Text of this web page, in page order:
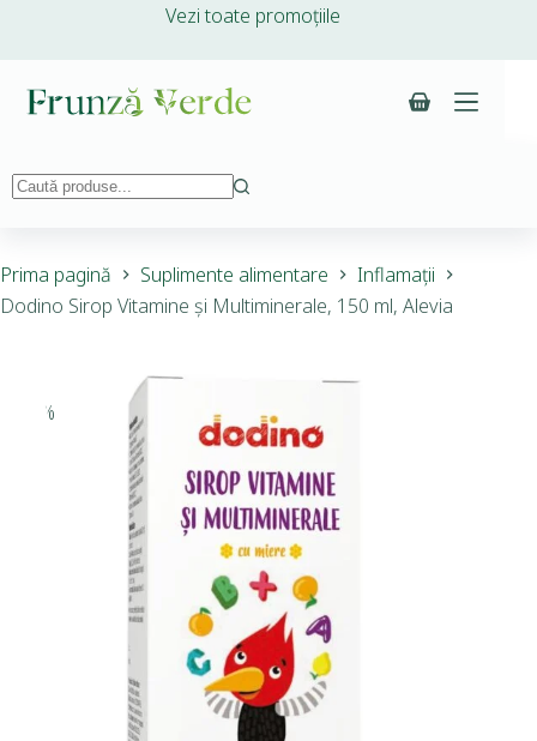
Vezi toate promoțiile
Prima pagină Suplimente alimentare
Inflamații
Dodino Sirop Vitamine și Multiminerale, 150 ml, Alevia
-10%